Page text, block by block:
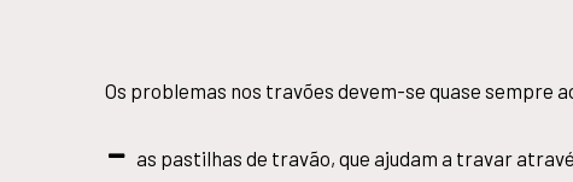
Os problemas nos travões devem-se quase sempre
as pastilhas de travão, que ajudam a travar